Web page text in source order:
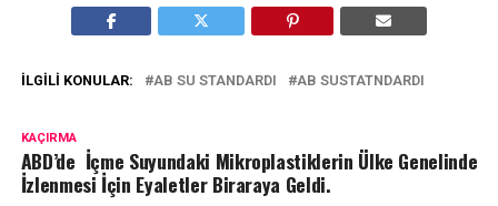
İLGILI KONULAR: AB SU STANDARDI AB SUSTATNDARDI
KAÇIRMA
ABD’de İçme Suyundaki Mikroplastiklerin Ülke Genelinde
İzlenmesi İçin Eyaletler Biraraya Geldi.